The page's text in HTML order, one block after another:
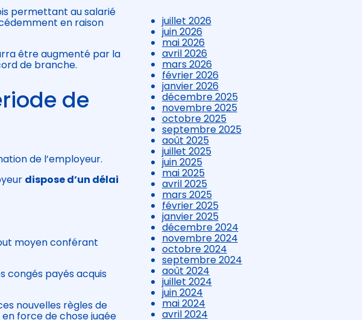
permettant au salarié
en raison
être augmenté par la
de branche.
de
de l’employeur.
dispose d’un délai
moyen conférant
congés payés acquis
nouvelles règles de
force de chose jugée
juillet 2026
juin 2026
mai 2026
avril 2026
mars 2026
février 2026
janvier 2026
décembre 2025
novembre 2025
octobre 2025
septembre 2025
août 2025
juillet 2025
juin 2025
mai 2025
avril 2025
mars 2025
février 2025
janvier 2025
décembre 2024
novembre 2024
octobre 2024
septembre 2024
août 2024
juillet 2024
juin 2024
mai 2024
avril 2024